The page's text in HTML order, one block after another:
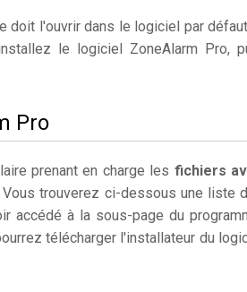
doit l'ouvrir dans le logiciel par
le logiciel ZoneAlarm Pro,
Pro
prenant en charge les fichiers
trouverez ci-dessous une liste
accédé à la sous-page du
télécharger l'installateur du